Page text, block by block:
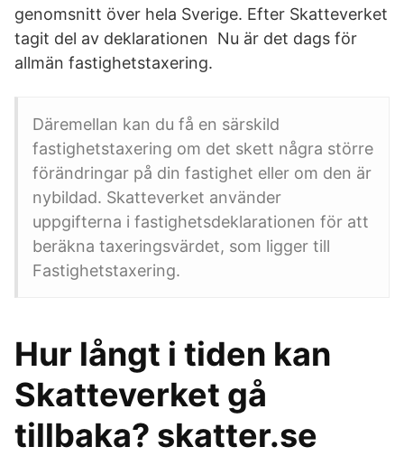
genomsnitt över hela Sverige. Efter Skatteverket
tagit del av deklarationen Nu är det dags för
allmän fastighetstaxering.
Däremellan kan du få en särskild
fastighetstaxering om det skett några större
förändringar på din fastighet eller om den är
nybildad. Skatteverket använder
uppgifterna i fastighetsdeklarationen för att
beräkna taxeringsvärdet, som ligger till
Fastighetstaxering.
Hur långt i tiden kan
Skatteverket gå
tillbaka? skatter.se